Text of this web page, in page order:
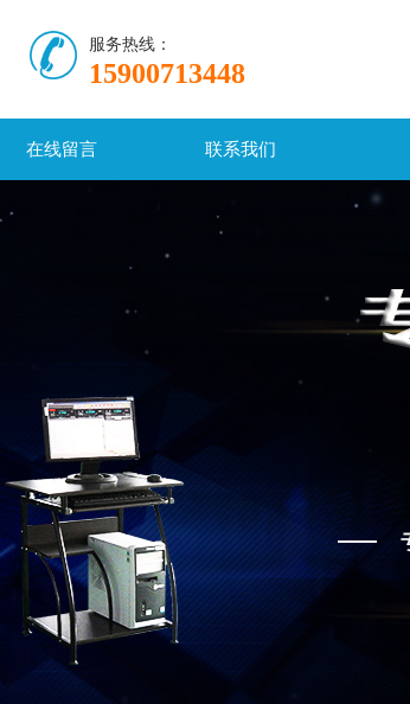
服务热线：
15900713448
在线留言 联系我们